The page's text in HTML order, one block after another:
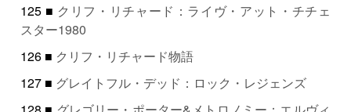
125 ■ クリフ・リチャード：ライヴ・アット・チチェ
スター1980
126 ■ クリフ・リチャード物語
127 ■ グレイトフル・デッド：ロック・レジェンズ